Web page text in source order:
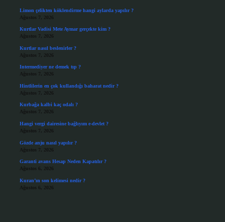
Limon çelikten köklendirme hangi aylarda yapılır ?
Ağustos 7, 2026
Kurtlar Vadisi Mete Aymar gerçekte kim ?
Ağustos 7, 2026
Kurtlar nasıl beslenirler ?
Ağustos 7, 2026
Intermediyer ne demek tıp ?
Ağustos 7, 2026
Hintlilerin en çok kullandığı baharat nedir ?
Ağustos 7, 2026
Kurbağa kalbi kaç odalı ?
Ağustos 7, 2026
Hangi vergi dairesine bağlıyım e-devlet ?
Ağustos 7, 2026
Gözde anju nasıl yapılır ?
Ağustos 7, 2026
Garanti avans Hesap Neden Kapatılır ?
Ağustos 6, 2026
Kuran’ın son kelimesi nedir ?
Ağustos 6, 2026